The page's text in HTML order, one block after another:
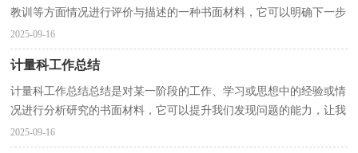
教训等方面情况进行评价与描述的一种书面材料，它可以明确下一步
的工作方向，少走弯路，少犯错误，提高工作效益，因此...
2025-09-16
计量科工作总结
计量科工作总结总结是对某一阶段的工作、学习或思想中的经验或情
况进行分析研究的书面材料，它可以提升我们发现问题的能力，让我
们好好写一份总结吧。如何把总结做到重点突出呢...
2025-09-16